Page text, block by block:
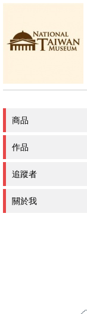
商品
作品
追蹤者
關於我